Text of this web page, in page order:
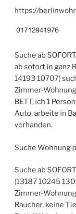
https://
Suche ab
ab sofort in ganz
14193 10707)
Zimmer-
BETT, ich 1
Auto, arbeite in
vorhanden.
Suche Wohnung
Suche ab
(13187 10245
Zimmer-
Raucher, keine